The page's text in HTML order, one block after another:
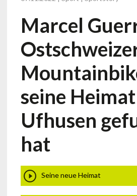
Marcel
seine
Ufhusen
hat
Seine neue Heimat